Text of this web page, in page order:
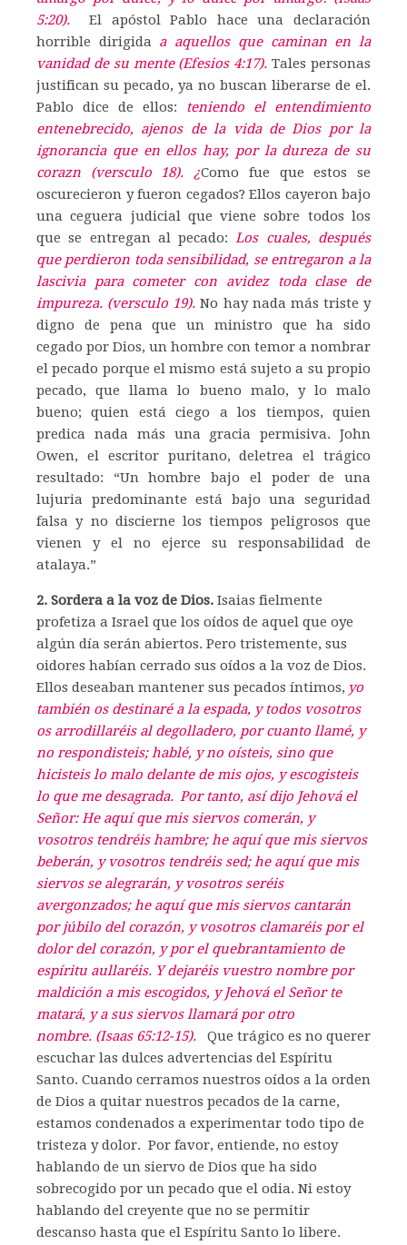
5:20).El apóstol Pablo hace una declaración
horrible dirigida a aquellos que caminan en la
vanidad de su mente (Efesios 4:17). Tales personas
justifican su pecado, ya no buscan liberarse de el.
Pablo dice de ellos: teniendo el entendimiento
entenebrecido, ajenos de la vida de Dios por la
ignorancia que en ellos hay, por la dureza de su
corazn (versculo 18). ¿Como fue que estos se
oscurecieron y fueron cegados? Ellos cayeron bajo
una ceguera judicial que viene sobre todos los
que se entregan al pecado:Los cuales, después
que perdieron toda sensibilidad, se entregaron a la
lascivia para cometer con avidez toda clase de
impureza. (versculo 19).No hay nada más triste y
digno de pena que un ministro que ha sido
cegado por Dios, un hombre con temor a nombrar
el pecado porque el mismo está sujeto a su propio
pecado, que llama lo bueno malo, y lo malo
bueno; quien está ciego a los tiempos, quien
predica nada más una gracia permisiva. John
Owen, el escritor puritano, deletrea el trágico
resultado: “Un hombre bajo el poder de una
lujuria predominante está bajo una seguridad
falsa y no discierne los tiempos peligrosos que
vienen y el no ejerce su responsabilidad de
atalaya.”
2. Sordera a la voz de Dios. Isaias fielmente
profetiza a Israel que los oídos de aquel que oye
algún día serán abiertos. Pero tristemente, sus
oidores habían cerrado sus oídos a la voz de Dios.
Ellos deseaban mantener sus pecados íntimos, yo
también os destinaré a la espada, y todos vosotros
os arrodillaréis al degolladero, por cuanto llamé, y
no respondisteis; hablé, y no oísteis, sino que
hicisteis lo malo delante de mis ojos, y escogisteis
lo que me desagrada. Por tanto, así dijo Jehová el
Señor: He aquí que mis siervos comerán, y
vosotros tendréis hambre; he aquí que mis siervos
beberán, y vosotros tendréis sed; he aquí que mis
siervos se alegrarán, y vosotros seréis
avergonzados;he aquí que mis siervos cantarán
por júbilo del corazón, y vosotros clamaréis por el
dolor del corazón, y por el quebrantamiento de
espíritu aullaréis. Y dejaréis vuestro nombre por
maldición a mis escogidos, y Jehová el Señor te
matará, y a sus siervos llamará por otro
nombre. (Isaas 65:12-15). Que trágico es no querer
escuchar las dulces advertencias del Espíritu
Santo. Cuando cerramos nuestros oídos a la orden
de Dios a quitar nuestros pecados de la carne,
estamos condenados a experimentar todo tipo de
tristeza y dolor. Por favor, entiende, no estoy
hablando de un siervo de Dios que ha sido
sobrecogido por un pecado que el odia. Ni estoy
hablando del creyente que no se permitir
descanso hasta que el Espíritu Santo lo libere.